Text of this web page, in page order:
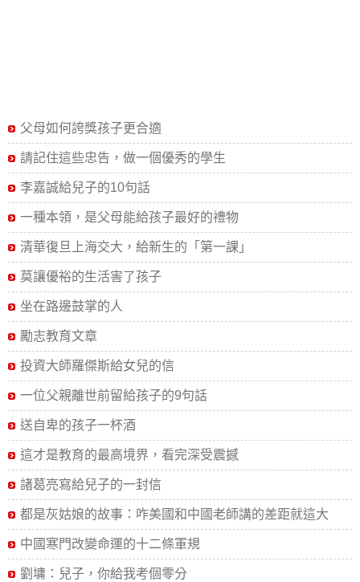
父母如何誇獎孩子更合適
請記住這些忠告，做一個優秀的學生
李嘉誠給兒子的10句話
一種本領，是父母能給孩子最好的禮物
清華復旦上海交大，給新生的「第一課」
莫讓優裕的生活害了孩子
坐在路邊鼓掌的人
勵志教育文章
投資大師羅傑斯給女兒的信
一位父親離世前留給孩子的9句話
送自卑的孩子一杯酒
這才是教育的最高境界，看完深受震撼
諸葛亮寫給兒子的一封信
都是灰姑娘的故事：咋美國和中國老師講的差距就這大
呢？
中國寒門改變命運的十二條軍規
劉墉：兒子，你給我考個零分